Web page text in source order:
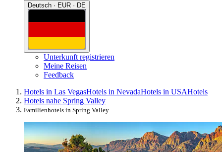
Deutsch · EUR · DE
Unterkunft registrieren
Meine Reisen
Feedback
Hotels in Las VegasHotels in NevadaHotels in USAHotels
Hotels nahe Spring Valley
Familienhotels in Spring Valley